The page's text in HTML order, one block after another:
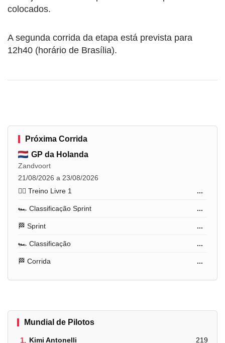
colocados.
A segunda corrida da etapa está prevista para
12h40 (horário de Brasília).
Próxima Corrida
GP da Holanda
Zandvoort
21/08/2026 a 23/08/2026
🏋️‍♂️ Treino Livre 1
...
🏎️ Classificação Sprint ...
🏁 Sprint ...
🏎️ Classificação ...
🏁 Corrida ...
Mundial de Pilotos
1. Kimi Antonelli 219